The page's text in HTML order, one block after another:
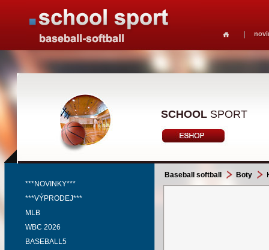
SCHOOL SPORT
***NOVINKY***
***VÝPRODEJ***
MLB
WBC 2026
BASEBALL5
Baseball softball Boty